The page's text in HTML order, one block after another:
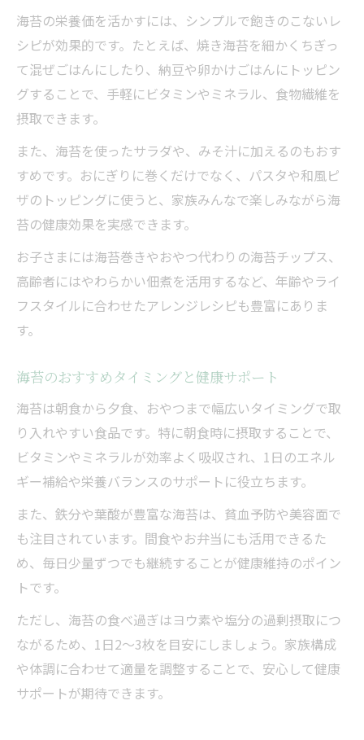
海苔の栄養価を活かすには、シンプルで飽きのこないレ
シピが効果的です。たとえば、焼き海苔を細かくちぎっ
て混ぜごはんにしたり、納豆や卵かけごはんにトッピン
グすることで、手軽にビタミンやミネラル、食物繊維を
摂取できます。
また、海苔を使ったサラダや、みそ汁に加えるのもおす
すめです。おにぎりに巻くだけでなく、パスタや和風ピ
ザのトッピングに使うと、家族みんなで楽しみながら海
苔の健康効果を実感できます。
お子さまには海苔巻きやおやつ代わりの海苔チップス、
高齢者にはやわらかい佃煮を活用するなど、年齢やライ
フスタイルに合わせたアレンジレシピも豊富にありま
す。
海苔のおすすめタイミングと健康サポート
海苔は朝食から夕食、おやつまで幅広いタイミングで取
り入れやすい食品です。特に朝食時に摂取することで、
ビタミンやミネラルが効率よく吸収され、1日のエネル
ギー補給や栄養バランスのサポートに役立ちます。
また、鉄分や葉酸が豊富な海苔は、貧血予防や美容面で
も注目されています。間食やお弁当にも活用できるた
め、毎日少量ずつでも継続することが健康維持のポイン
トです。
ただし、海苔の食べ過ぎはヨウ素や塩分の過剰摂取につ
ながるため、1日2～3枚を目安にしましょう。家族構成
や体調に合わせて適量を調整することで、安心して健康
サポートが期待できます。